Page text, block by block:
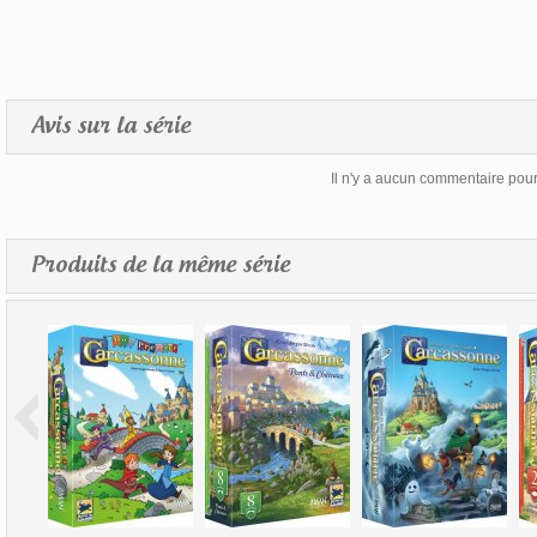
Avis sur la série
Il n'y a aucun commentaire
Produits de la même série